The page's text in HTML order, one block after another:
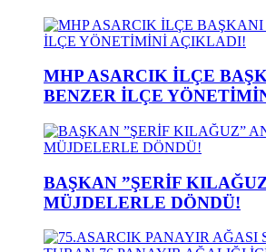
MHP ASARCIK İLÇE
BENZER İLÇE
BAŞKAN ”ŞERİF
MÜJDELERLE DÖNDÜ!